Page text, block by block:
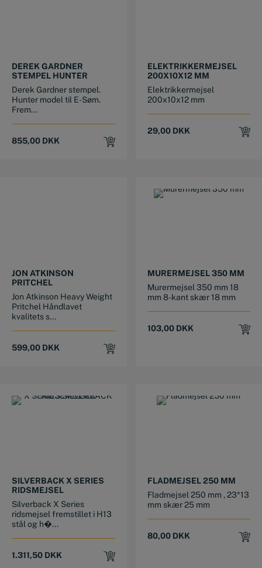
DEREK GARDNER
STEMPEL HUNTER
Derek Gardner stempel.
Hunter model til E-Søm.
Frem...
855,00 DKK
ELEKTRIKKERMEJSEL
200X10X12 MM
Elektrikkermejsel
200x10x12 mm
29,00 DKK
JON ATKINSON
PRITCHEL
Jon Atkinson Heavy Weight
Pritchel Håndlavet
kvalitets s...
599,00 DKK
MURERMEJSEL 350 MM
Murermejsel 350 mm 18
mm 8-kant skær 18 mm
103,00 DKK
SILVERBACK X SERIES
RIDSMEJSEL
Silverback X Series
ridsmejsel fremstillet i H13
stål og h�...
1.311,50 DKK
FLADMEJSEL 250 MM
Fladmejsel 250 mm , 23*13
mm skær 25 mm
80,00 DKK